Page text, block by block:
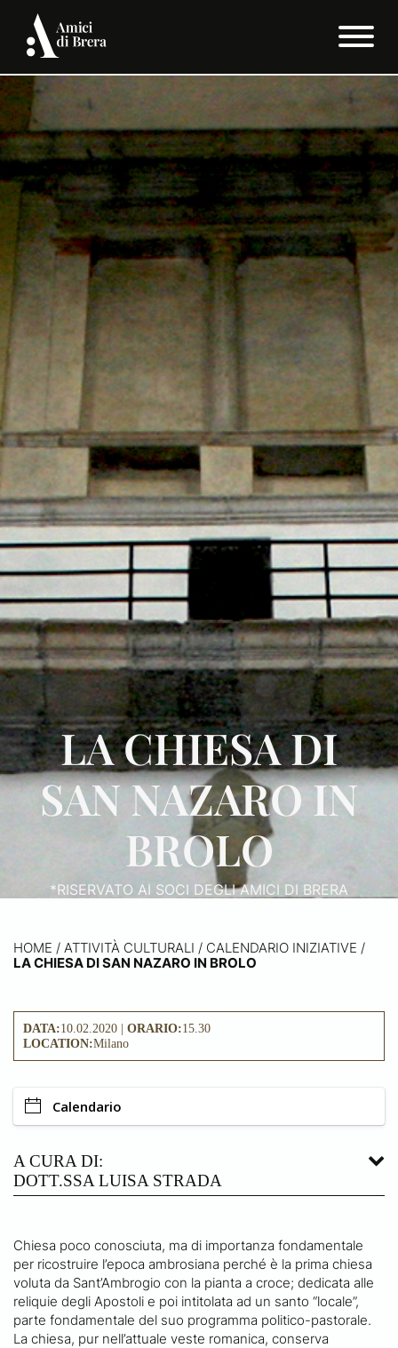
LA CHIESA DI
SAN NAZARO IN
BROLO
*RISERVATO AI SOCI DEGLI AMICI DI BRERA
HOME / ATTIVITÀ CULTURALI / CALENDARIO INIZIATIVE /
LA CHIESA DI SAN NAZARO IN BROLO
DATA:10.02.2020 | ORARIO:15.30
LOCATION:Milano
Calendario
A CURA DI:
DOTT.SSA LUISA STRADA
Chiesa poco conosciuta, ma di importanza fondamentale
per ricostruire l’epoca ambrosiana perché è la prima chiesa
voluta da Sant’Ambrogio con la pianta a croce; dedicata alle
reliquie degli Apostoli e poi intitolata ad un santo “locale”,
parte fondamentale del suo programma politico-pastorale.
La chiesa, pur nell’attuale veste romanica, conserva